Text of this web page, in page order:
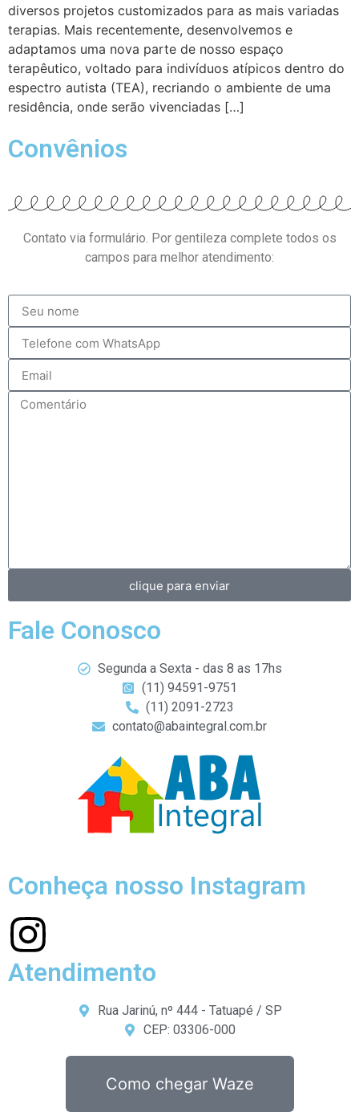
diversos projetos customizados para as mais variadas
terapias. Mais recentemente, desenvolvemos e
adaptamos uma nova parte de nosso espaço
terapêutico, voltado para indivíduos atípicos dentro do
espectro autista (TEA), recriando o ambiente de uma
residência, onde serão vivenciadas […]
Convênios
Contato via formulário. Por gentileza complete todos os
campos para melhor atendimento:
clique para enviar
Fale Conosco
Segunda a Sexta - das 8 as 17hs
(11) 94591-9751
(11) 2091-2723
contato@abaintegral.com.br
Conheça nosso Instagram
Atendimento
Rua Jarinú, nº 444 - Tatuapé / SP
CEP: 03306-000
Como chegar Waze